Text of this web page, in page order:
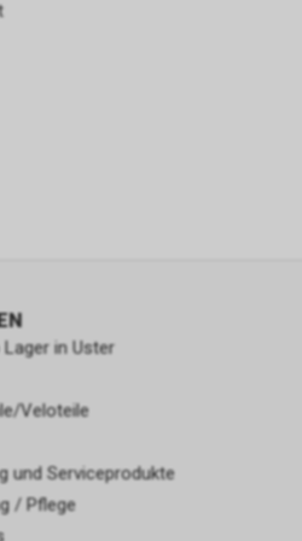
in Uster
Veloteile
und Serviceprodukte
/ Pflege
sammeln, ohne den Benutzer
um diese Werbeflächen zu
um Berichte über die
oder Dienstleistungen
und den Betrieb des